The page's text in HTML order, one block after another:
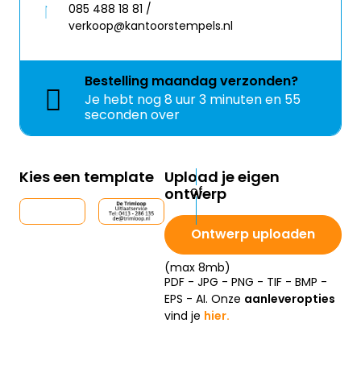
085 488 18 81 /
verkoop@kantoorstempels.nl
Bestelling maandagverzonden?
Je hebt nog8 uur 3 minuten en 55
seconden over
Kies een template Upload je eigen
ontwerp
Ontwerp uploaden
(max 8mb)
PDF - JPG - PNG - TIF - BMP -
EPS - AI. Onze aanleveropties
vind je hier.